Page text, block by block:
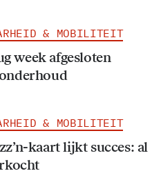
& MOBILITEIT
week afgesloten
& MOBILITEIT
kaart lijkt succes: al